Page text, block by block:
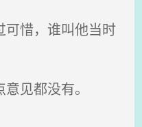
惜，谁叫他当时
见都没有。